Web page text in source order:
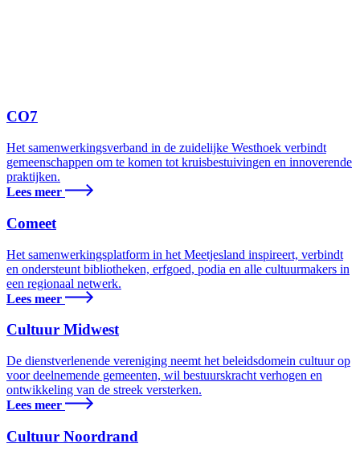
CO7
Het samenwerkingsverband in de zuidelijke Westhoek verbindt
gemeenschappen om te komen tot kruisbestuivingen en innoverende
praktijken.
Lees meer
Comeet
Het samenwerkingsplatform in het Meetjesland inspireert, verbindt
en ondersteunt bibliotheken, erfgoed, podia en alle cultuurmakers in
een regionaal netwerk.
Lees meer
Cultuur Midwest
De dienstverlenende vereniging neemt het beleidsdomein cultuur op
voor deelnemende gemeenten, wil bestuurskracht verhogen en
ontwikkeling van de streek versterken.
Lees meer
Cultuur Noordrand